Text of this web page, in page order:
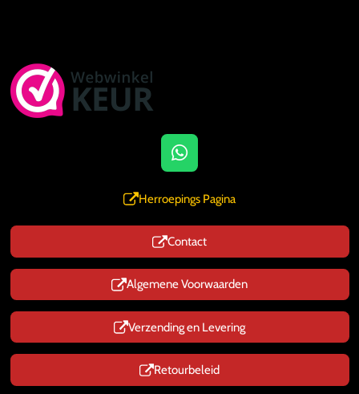
W
h
a
s
A
p
p
Herroepings Pagina
Contact
Algemene Voorwaarden
Verzending en Levering
Retourbeleid